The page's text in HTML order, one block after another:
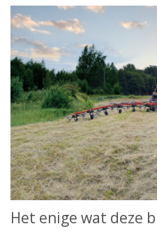
Het enige wat deze